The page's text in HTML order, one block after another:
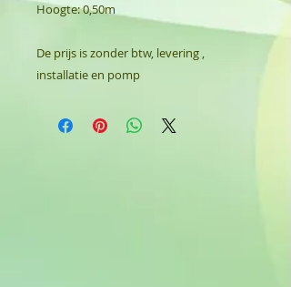
Hoogte: 0,50m
De prijs is zonder btw, levering ,
installatie en pomp